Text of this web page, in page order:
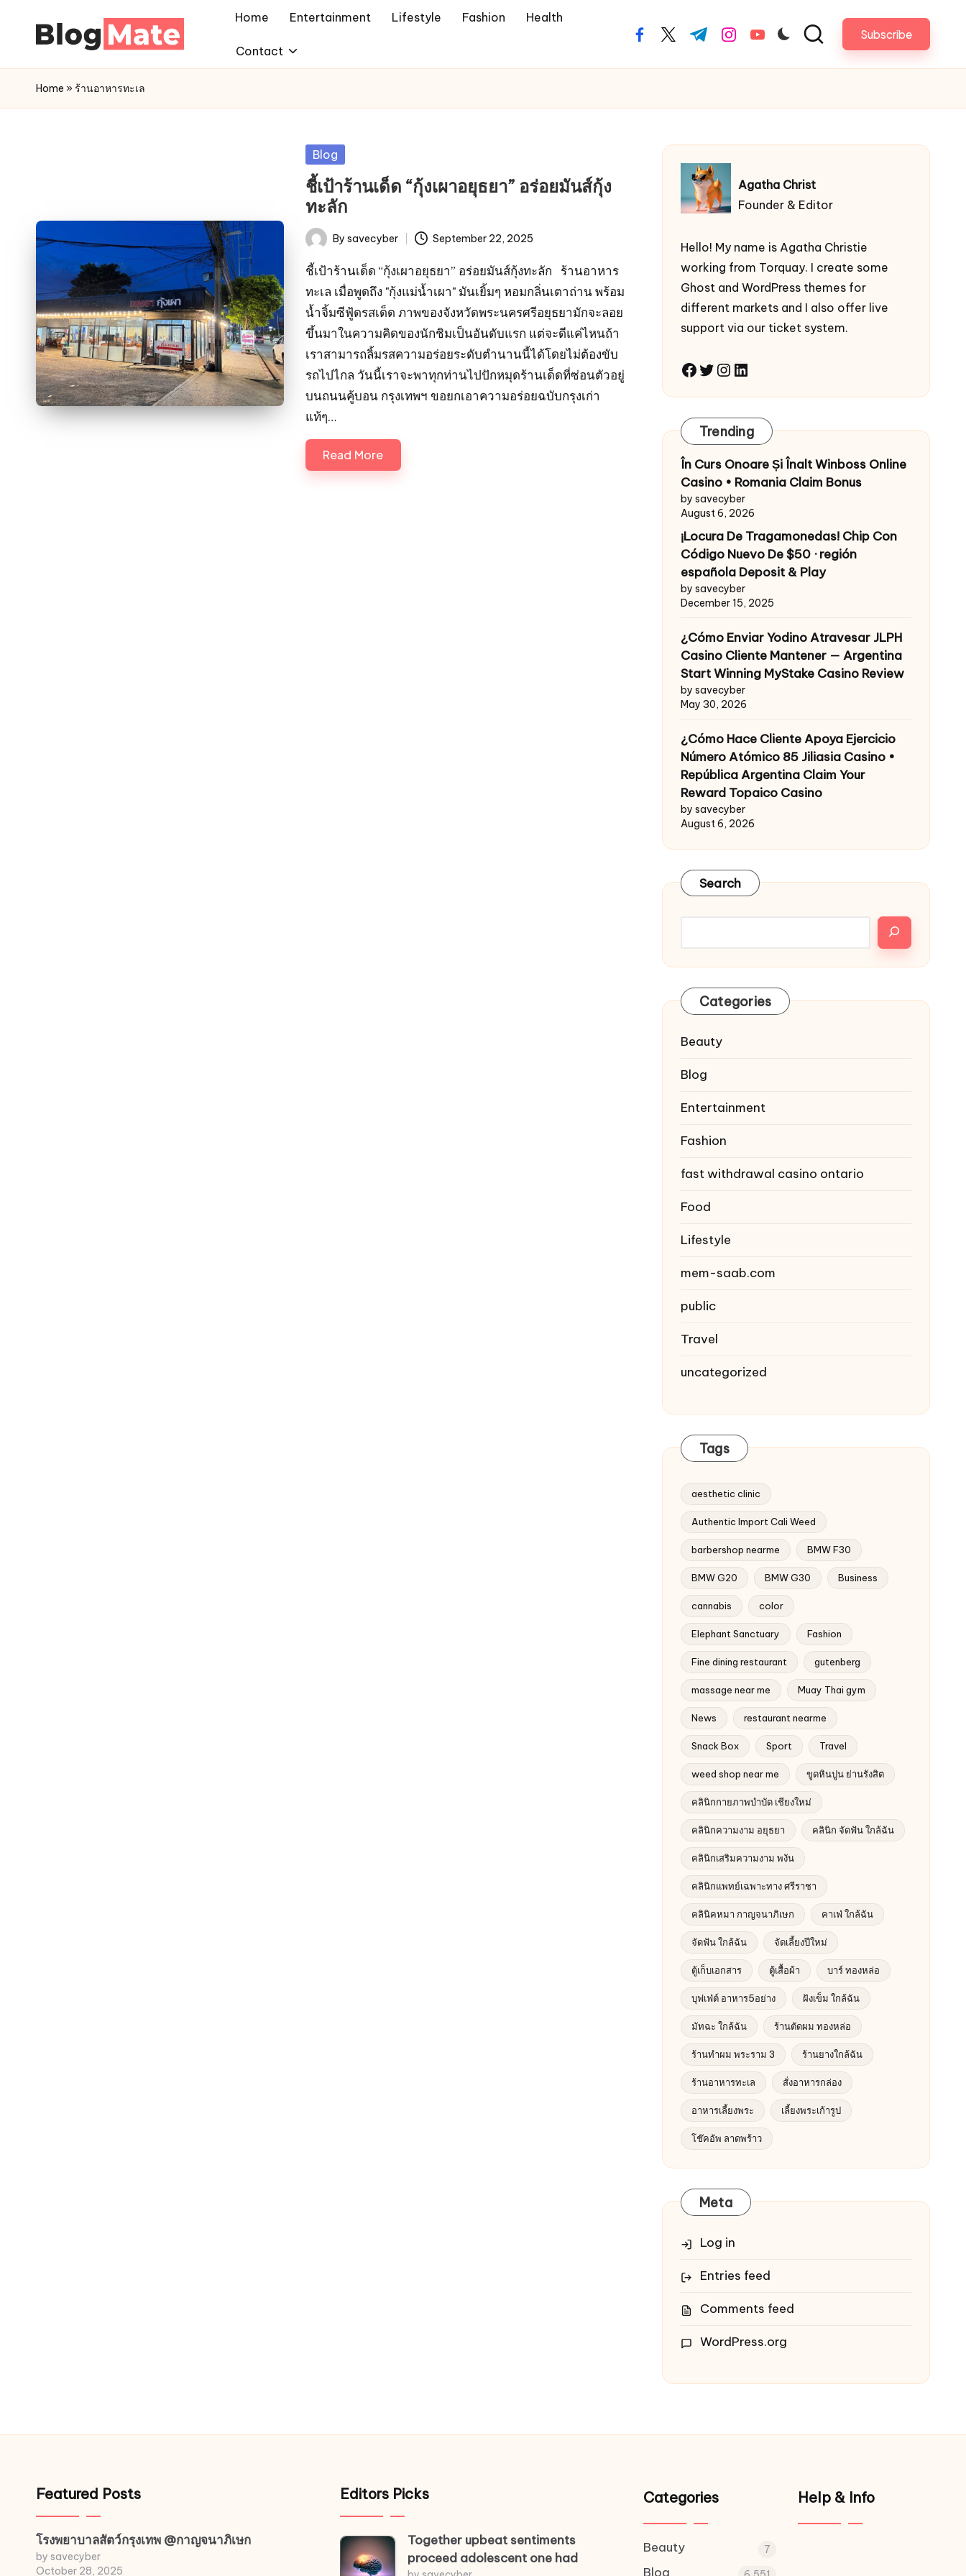
a
n
a
c
r
e
d
Home Entertainment Lifestyle Fashion Health
Contact
facebook.com
twitter.com
t.me instagram.com
youtube.com Subscribe
Home »ร้านอาหารทะเล
Posted
in
Blog
ชี้เป้าร้านเด็ด “กุ้งเผาอยุธยา” อร่อยมันส์กุ้ง
ทะลัก
Posted
by
By savecyber September 22, 2025
ชี้เป้าร้านเด็ด “กุ้งเผาอยุธยา” อร่อยมันส์กุ้งทะลัก ร้านอาหาร
ทะเล เมื่อพูดถึง "กุ้งแม่น้ำเผา" มันเยิ้มๆ หอมกลิ่นเตาถ่าน พร้อม
น้ำจิ้มซีฟู้ดรสเด็ด ภาพของจังหวัดพระนครศรีอยุธยามักจะลอย
ขึ้นมาในความคิดของนักชิมเป็นอันดับแรก แต่จะดีแค่ไหนถ้า
เราสามารถลิ้มรสความอร่อยระดับตำนานนี้ได้โดยไม่ต้องขับ
รถไปไกล วันนี้เราจะพาทุกท่านไปปักหมุดร้านเด็ดที่ซ่อนตัวอยู่
บนถนนคู้บอน กรุงเทพฯ ขอยกเอาความอร่อยฉบับกรุงเก่า
แท้ๆ…
Read More
Agatha Christ
Founder & Editor
Hello! My name is Agatha Christie
working from Torquay. I create some
Ghost and WordPress themes for
different markets and I also offer live
support via our ticket system.
Facebook
Twitter
Instagram
LinkedIn
Trending
În Curs Onoare Și Înalt Winboss Online
Casino • Romania Claim Bonus
by savecyber
August 6, 2026
¡Locura De Tragamonedas! Chip Con
Código Nuevo De $50 · región
española Deposit & Play
by savecyber
December 15, 2025
¿Cómo Enviar Yodino Atravesar JLPH
Casino Cliente Mantener — Argentina
Start Winning MyStake Casino Review
by savecyber
May 30, 2026
¿Cómo Hace Cliente Apoya Ejercicio
Número Atómico 85 Jiliasia Casino •
República Argentina Claim Your
Reward Topaico Casino
by savecyber
August 6, 2026
Search
Categories
Beauty
Blog
Entertainment
Fashion
fast withdrawal casino ontario
Food
Lifestyle
mem-saab.com
public
Travel
uncategorized
Tags
aesthetic clinic
Authentic Import Cali Weed
barbershop nearme BMW F30
BMW G20 BMW G30 Business
cannabis color
Elephant Sanctuary Fashion
Fine dining restaurant gutenberg
massage near me Muay Thai gym
News restaurant nearme
Snack Box Sport Travel
weed shop near me ขูดหินปูน ย่านรังสิต
คลินิกกายภาพบำบัด เชียงใหม่
คลินิกความงาม อยุธยา คลินิก จัดฟัน ใกล้ฉัน
คลินิกเสริมความงาม พงัน
คลินิกแพทย์เฉพาะทาง ศรีราชา
คลินิคหมา กาญจนาภิเษก คาเฟ่ ใกล้ฉัน
จัดฟัน ใกล้ฉัน จัดเลี้ยงปีใหม่
ตู้เก็บเอกสาร ตู้เสื้อผ้า บาร์ ทองหล่อ
บุฟเฟ่ต์ อาหาร5อย่าง ฝังเข็ม ใกล้ฉัน
มัทฉะ ใกล้ฉัน ร้านตัดผม ทองหล่อ
ร้านทำผม พระราม 3 ร้านยางใกล้ฉัน
ร้านอาหารทะเล สั่งอาหารกล่อง
อาหารเลี้ยงพระ เลี้ยงพระเก้ารูป
โช๊คอัพ ลาดพร้าว
Meta
Log in
Entries feed
Comments feed
WordPress.org
Featured Posts
โรงพยาบาลสัตว์กรุงเทพ @กาญจนาภิเษก
by savecyber
October 28, 2025
Editors Picks
Together upbeat sentiments
proceed adolescent one had
Categories
Beauty 7
Blog
Help & Info